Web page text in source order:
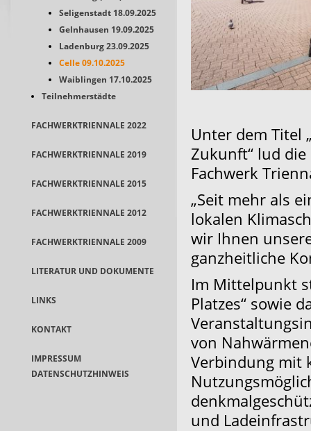
Seligenstadt 18.09.2025
Gelnhausen 19.09.2025
Ladenburg 23.09.2025
Celle 09.10.2025
Waiblingen 17.10.2025
Teilnehmerstädte
FACHWERKTRIENNALE 2022
FACHWERKTRIENNALE 2019
FACHWERKTRIENNALE 2015
FACHWERKTRIENNALE 2012
FACHWERKTRIENNALE 2009
LITERATUR UND DOKUMENTE
LINKS
KONTAKT
IMPRESSUM
DATENSCHUTZHINWEIS
Unter dem Titel
Zukunft“ lud
Fachwerk
„Seit mehr als
lokalen
wir Ihnen
ganzheitliche
Im Mittelpunkt
Platzes“ sowie
von
Verbindung mit
und